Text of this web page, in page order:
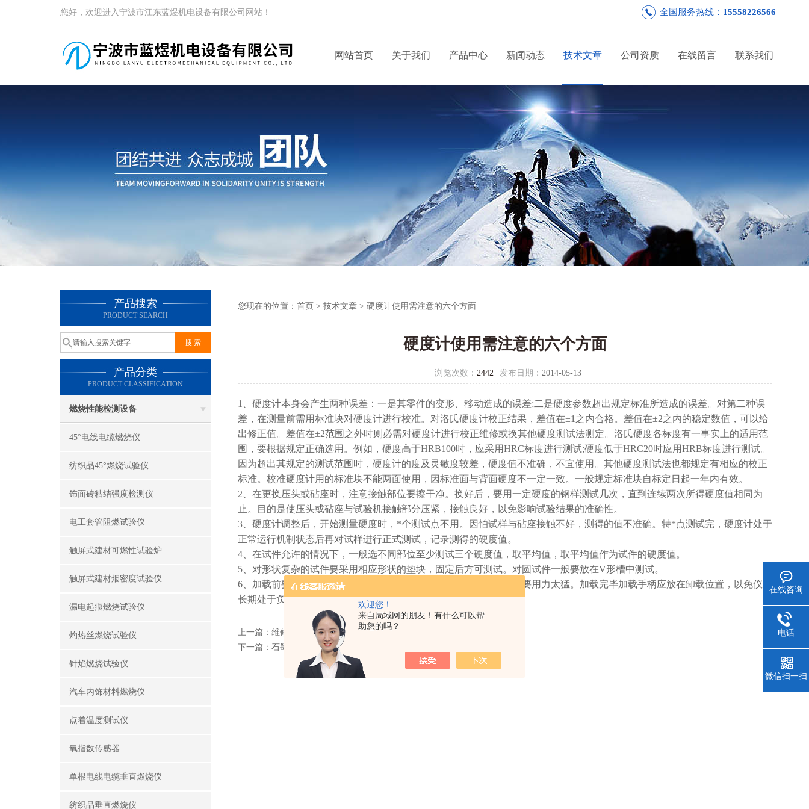
欢迎您！
来自局域网的朋友！有什么可以帮
助您的吗？
您好，欢迎进入宁波市江东蓝煜机电设备有限公司网站！ 全国服务热线： 15558226566
网站首页 关于我们 产品中心 新闻动态 技术文章 公司资质 在线留言 联系我们
产品搜索
PRODUCT SEARCH
产品分类
PRODUCT CLASSIFICATION
燃烧性能检测设备
45°电线电缆燃烧仪
纺织品45°燃烧试验仪
饰面砖粘结强度检测仪
电工套管阻燃试验仪
触屏式建材可燃性试验炉
触屏式建材烟密度试验仪
漏电起痕燃烧试验仪
灼热丝燃烧试验仪
针焰燃烧试验仪
汽车内饰材料燃烧仪
点着温度测试仪
氧指数传感器
单根电线电缆垂直燃烧仪
纺织品垂直燃烧仪
您现在的位置： 首页 > 技术文章 > 硬度计使用需注意的六个方面
硬度计使用需注意的六个方面
浏览次数： 2442 发布日期： 2014-05-13
1、硬度计本身会产生两种误差：一是其零件的变形、移动造成的误差;二是硬度参数超出规定标准所造成的误差。对第二种误
差，在测量前需用标准块对硬度计进行校准。对洛氏硬度计校正结果，差值在±1之内合格。差值在±2之内的稳定数值，可以给
出修正值。差值在±2范围之外时则必需对硬度计进行校正维修或换其他硬度测试法测定。洛氏硬度各标度有一事实上的适用范
围，要根据规定正确选用。例如，硬度高于HRB100时，应采用HRC标度进行测试;硬度低于HRC20时应用HRB标度进行测试。
因为超出其规定的测试范围时，硬度计的度及灵敏度较差，硬度值不准确，不宜使用。其他硬度测试法也都规定有相应的校正
标准。校准硬度计用的标准块不能两面使用，因标准面与背面硬度不一定一致。一般规定标准块自标定日起一年内有效。
2、在更换压头或砧座时，注意接触部位要擦干净。换好后，要用一定硬度的钢样测试几次，直到连续两次所得硬度值相同为
止。目的是使压头或砧座与试验机接触部分压紧，接触良好，以免影响试验结果的准确性。
3、硬度计调整后，开始测量硬度时，*个测试点不用。因怕试样与砧座接触不好，测得的值不准确。特*点测试完，硬度计处于
正常运行机制状态后再对试样进行正式测试，记录测得的硬度值。
4、在试件允许的情况下，一般选不同部位至少测试三个硬度值，取平均值，取平均值作为试件的硬度值。
5、对形状复杂的试件要采用相应形状的垫块，固定后方可测试。对圆试件一般要放在V形槽中测试。
6、加载前要检查加载手柄是否放在卸载位，加载时动作要轻稳，不要用力太猛。加载完毕加载手柄应放在卸载位置，以免仪器
长期处于负荷状态，发生塑性变形，影响测量度。
上一篇： 维修布氏硬度计与常见故障解决方法
下一篇： 石墨转子产品特点
在线咨询
电话
微信扫一扫